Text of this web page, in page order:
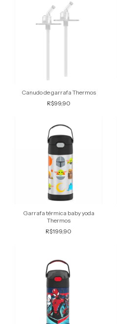
Canudo de garrafa Thermos
R$99,90
Garrafa térmica baby yoda
Thermos
R$199,90